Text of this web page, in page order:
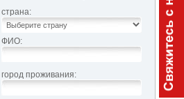
страна:
ФИО:
город проживания: